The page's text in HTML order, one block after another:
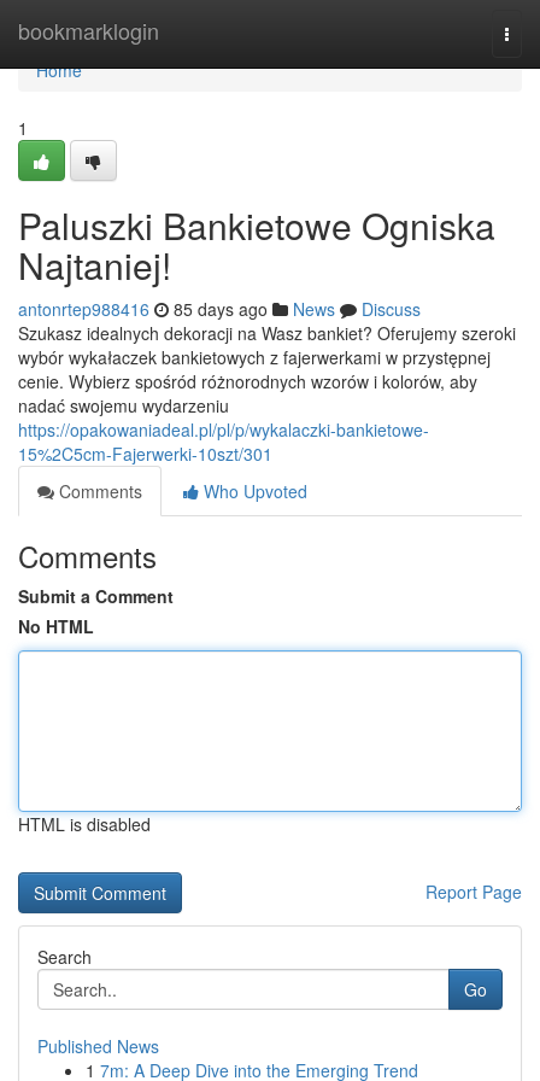
bookmarklogin
Home
Home
1
Paluszki Bankietowe Ogniska
Najtaniej!
antonrtep988416 85 days ago News
Discuss
Szukasz idealnych dekoracji na Wasz bankiet? Oferujemy szeroki
wybór wykałaczek bankietowych z fajerwerkami w przystępnej
cenie. Wybierz spośród różnorodnych wzorów i kolorów, aby
nadać swojemu wydarzeniu
https://opakowaniadeal.pl/pl/p/wykalaczki-bankietowe-
15%2C5cm-Fajerwerki-10szt/301
Comments
Who Upvoted
Comments
Submit a Comment
No HTML
HTML is disabled
Report Page
Search
Go
Published News
1 7m: A Deep Dive into the Emerging Trend